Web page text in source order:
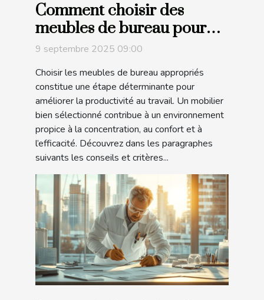
Comment choisir des
meubles de bureau pour
maximiser la productivité?
9 septembre 2025 09:00
Choisir les meubles de bureau appropriés
constitue une étape déterminante pour
améliorer la productivité au travail. Un mobilier
bien sélectionné contribue à un environnement
propice à la concentration, au confort et à
l’efficacité. Découvrez dans les paragraphes
suivants les conseils et critères...